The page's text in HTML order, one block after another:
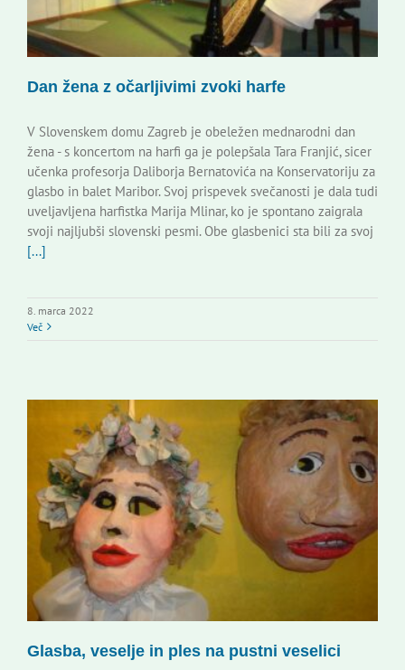
Dan žena z očarljivimi zvoki harfe
V Slovenskem domu Zagreb je obeležen mednarodni dan
žena - s koncertom na harfi ga je polepšala Tara Franjić, sicer
učenka profesorja Daliborja Bernatovića na Konservatoriju za
glasbo in balet Maribor. Svoj prispevek svečanosti je dala tudi
uveljavljena harfistka Marija Mlinar, ko je spontano zaigrala
svoji najljubši slovenski pesmi. Obe glasbenici sta bili za svoj
[...]
8. marca 2022
Več
Glasba, veselje in ples na pustni veselici